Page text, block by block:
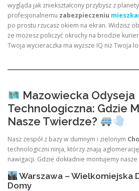
wygląda jak zniekształcony przybysz z
profesjonalnemu zabezpieczeniu
po prostu rzucasz okiem na ekran. Widzisz
że możesz policzyć okruchy na brodzie
Twoja wycieraczka ma wyższe IQ niż Twoja
Mazowiecka Odyseja
Technologiczna: Gdzie
Nasze Twierdze?
Nasz zespół z bazy w dumnym i zielonym
technologiczni ninja, którzy znają
nawigacji. Gdzie dokładnie montujemy nasze
Warszawa – Wielkomiejska
Domy